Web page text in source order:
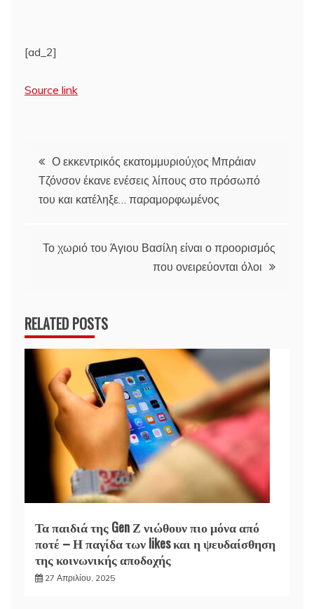
[ad_2]
Source link
Πλοήγηση
άρθρων
Ο εκκεντρικός εκατομμυριούχος Μπράιαν
Τζόνσον έκανε ενέσεις λίπους στο πρόσωπό
του και κατέληξε… παραμορφωμένος
Το χωριό του Άγιου Βασίλη είναι ο προορισμός
που ονειρεύονται όλοι
RELATED POSTS
Τα παιδιά της Gen Ζ νιώθουν πιο μόνα από
ποτέ – Η παγίδα των likes και η ψευδαίσθηση
της κοινωνικής αποδοχής
27 Απριλίου, 2025